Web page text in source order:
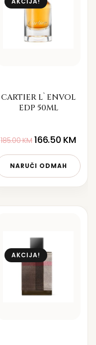
CARTIER L`ENVOL
EDP 50ML
185.00KM 166.50 KM
NARUČI ODMAH
AKCIJA!